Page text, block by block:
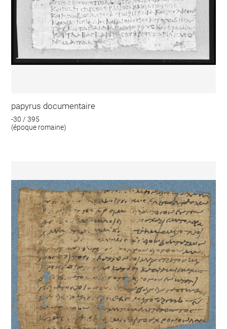
papyrus documentaire
-30 / 395
(époque romaine)